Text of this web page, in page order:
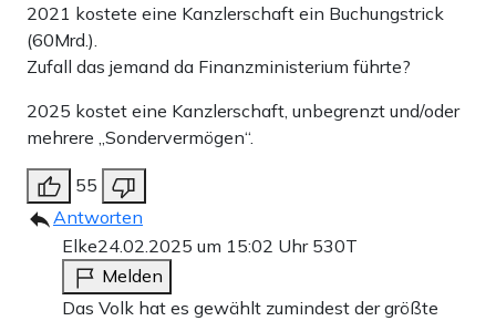
2021 kostete eine Kanzlerschaft ein Buchungstrick
(60Mrd.).
Zufall das jemand da Finanzministerium führte?
2025 kostet eine Kanzlerschaft, unbegrenzt und/oder
mehrere „Sondervermögen“.
55
Antworten
Elke24.02.2025 um 15:02 Uhr 530T
Melden
Das Volk hat es gewählt zumindest der größte